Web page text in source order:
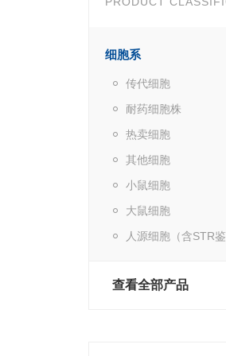
细胞系
传代细胞
耐药细胞株
热卖细胞
其他细胞
小鼠细胞
大鼠细胞
人源细胞（含STR鉴
查看全部产品